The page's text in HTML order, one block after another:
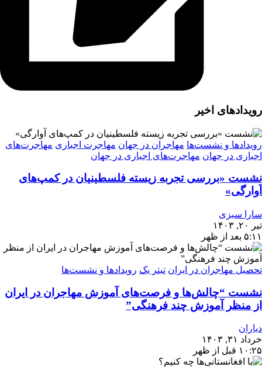
رویدادهای اخیر
رویدادها و نشست‌ها مهاجران در جهان مهاجرت اجباری مهاجرت‌های
اجباری در جهان مهاجرت‌های اجباری در جهان
نشست «بررسی تجربه‌ زیسته فلسطینیان در کمپ‌های
آوارگی»
سارا سبزی
تیر ۲۰, ۱۴۰۳
۵:۱۱ بعد از ظهر
تحصیل مهاجران در ایران تیتر یک رویدادها و نشست‌ها
نشست “چالش‌ها و فرصت‌های آموزش مهاجران در ایران
از منظر آموزش چند فرهنگی”
دیاران
خرداد ۳۱, ۱۴۰۳
۱۰:۲۵ قبل از ظهر